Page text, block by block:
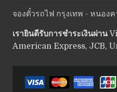
จองตั๋วรถไฟ กรุงเทพ - หนองค
เรายินดีรับการชำระเงินผ่าน
American Express, JCB,